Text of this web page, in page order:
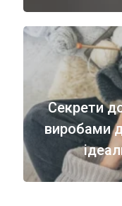
Секрети
виробами